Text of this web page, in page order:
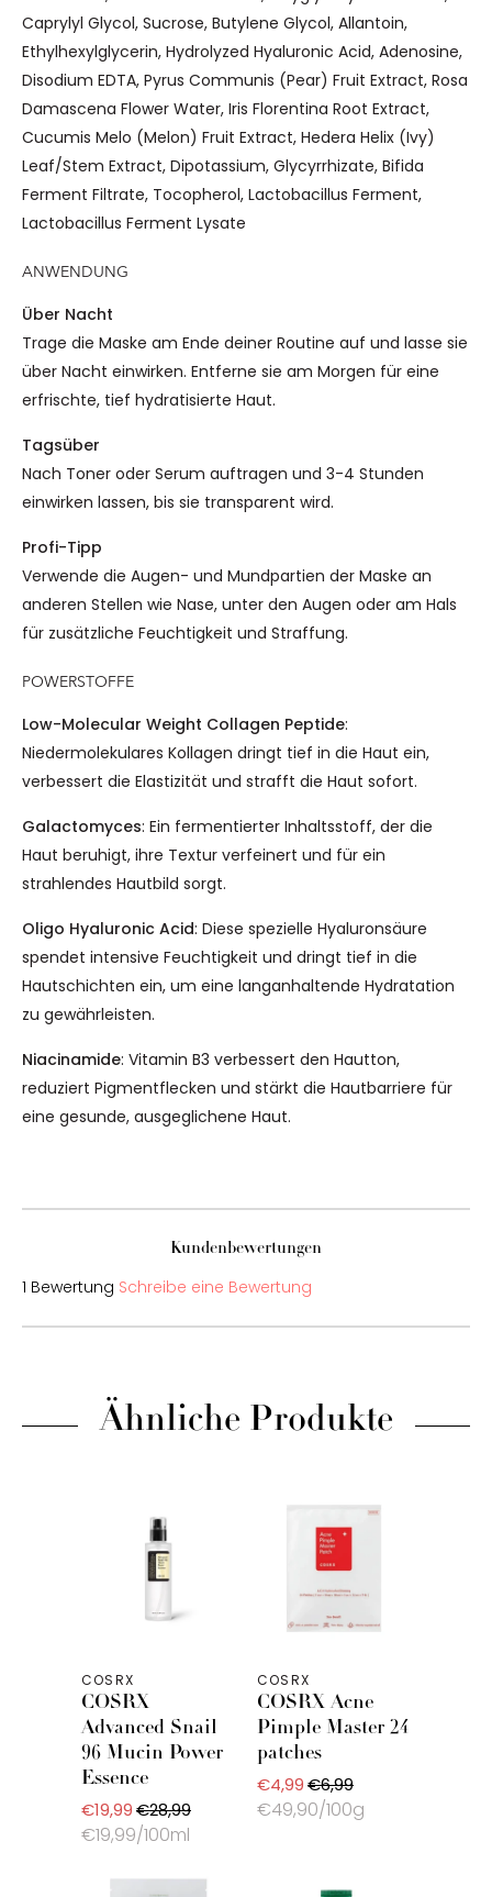
Caprylyl Glycol, Sucrose, Butylene Glycol, Allantoin,
Ethylhexylglycerin, Hydrolyzed Hyaluronic Acid, Adenosine,
Disodium EDTA, Pyrus Communis (Pear) Fruit Extract, Rosa
Damascena Flower Water, Iris Florentina Root Extract,
Cucumis Melo (Melon) Fruit Extract, Hedera Helix (Ivy)
Leaf/Stem Extract, Dipotassium, Glycyrrhizate, Bifida
Ferment Filtrate, Tocopherol, Lactobacillus Ferment,
Lactobacillus Ferment Lysate
ANWENDUNG
Über Nacht
Trage die Maske am Ende deiner Routine auf und lasse sie
über Nacht einwirken. Entferne sie am Morgen für eine
erfrischte, tief hydratisierte Haut.
Tagsüber
Nach Toner oder Serum auftragen und 3-4 Stunden
einwirken lassen, bis sie transparent wird.
Profi-Tipp
Verwende die Augen- und Mundpartien der Maske an
anderen Stellen wie Nase, unter den Augen oder am Hals
für zusätzliche Feuchtigkeit und Straffung.
POWERSTOFFE
Low-Molecular Weight Collagen Peptide:
Niedermolekulares Kollagen dringt tief in die Haut ein,
verbessert die Elastizität und strafft die Haut sofort.
Galactomyces: Ein fermentierter Inhaltsstoff, der die
Haut beruhigt, ihre Textur verfeinert und für ein
strahlendes Hautbild sorgt.
Oligo Hyaluronic Acid: Diese spezielle Hyaluronsäure
spendet intensive Feuchtigkeit und dringt tief in die
Hautschichten ein, um eine langanhaltende Hydratation
zu gewährleisten.
Niacinamide: Vitamin B3 verbessert den Hautton,
reduziert Pigmentflecken und stärkt die Hautbarriere für
eine gesunde, ausgeglichene Haut.
Kundenbewertungen
1 Bewertung Schreibe eine Bewertung
Ähnliche Produkte
COSRX
COSRX
Advanced Snail
96 Mucin Power
Essence
€19,99€28,99
€19,99/100ml
COSRX
COSRX Acne
Pimple Master 24
patches
€4,99€6,99
€49,90/100g